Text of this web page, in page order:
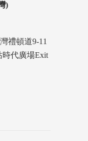
)
禮頓道9-11
時代廣場Exit